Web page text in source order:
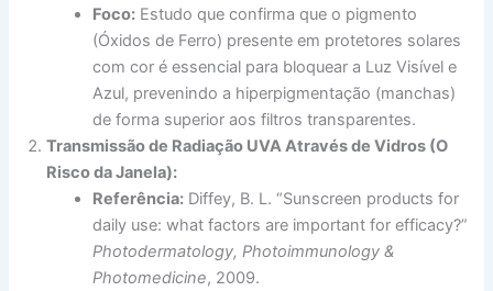
Foco: Estudo que confirma que o pigmento
(Óxidos de Ferro) presente em protetores solares
com cor é essencial para bloquear a Luz Visível e
Azul, prevenindo a hiperpigmentação (manchas)
de forma superior aos filtros transparentes.
Transmissão de Radiação UVA Através de Vidros (O
Risco da Janela):
Referência: Diffey, B. L. “Sunscreen products for
daily use: what factors are important for efficacy?”
Photodermatology, Photoimmunology &
Photomedicine, 2009.